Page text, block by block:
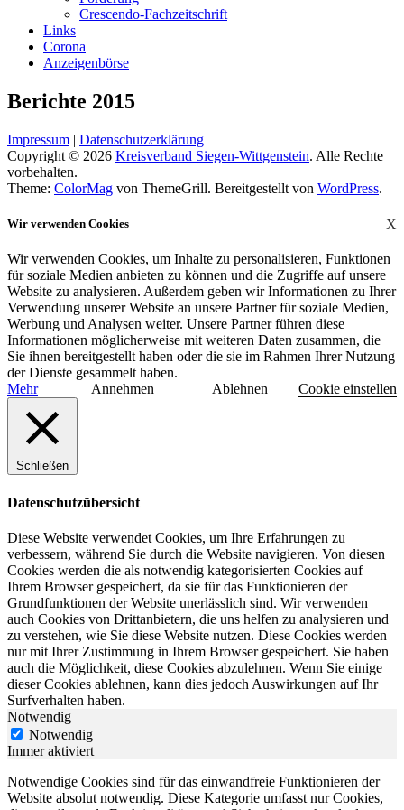
Crescendo-Fachzeitschrift
Links
Corona
Anzeigenbörse
Berichte 2015
Impressum | Datenschutzerklärung
Copyright © 2026 Kreisverband Siegen-Wittgenstein. Alle Rechte
vorbehalten.
Theme: ColorMag von ThemeGrill. Bereitgestellt von WordPress.
X
Wir verwenden Cookies
Wir verwenden Cookies, um Inhalte zu personalisieren, Funktionen
für soziale Medien anbieten zu können und die Zugriffe auf unsere
Website zu analysieren. Außerdem geben wir Informationen zu Ihrer
Verwendung unserer Website an unsere Partner für soziale Medien,
Werbung und Analysen weiter. Unsere Partner führen diese
Informationen möglicherweise mit weiteren Daten zusammen, die
Sie ihnen bereitgestellt haben oder die sie im Rahmen Ihrer Nutzung
der Dienste gesammelt haben.
Mehr
Annehmen Ablehnen Cookie einstellen
Schließen
Datenschutzübersicht
Diese Website verwendet Cookies, um Ihre Erfahrungen zu
verbessern, während Sie durch die Website navigieren. Von diesen
Cookies werden die als notwendig kategorisierten Cookies auf
Ihrem Browser gespeichert, da sie für das Funktionieren der
Grundfunktionen der Website unerlässlich sind. Wir verwenden
auch Cookies von Drittanbietern, die uns helfen zu analysieren und
zu verstehen, wie Sie diese Website nutzen. Diese Cookies werden
nur mit Ihrer Zustimmung in Ihrem Browser gespeichert. Sie haben
auch die Möglichkeit, diese Cookies abzulehnen. Wenn Sie einige
dieser Cookies ablehnen, kann dies jedoch Auswirkungen auf Ihr
Surfverhalten haben.
Notwendig
Notwendig
Immer aktiviert
Notwendige Cookies sind für das einwandfreie Funktionieren der
Website absolut notwendig. Diese Kategorie umfasst nur Cookies,